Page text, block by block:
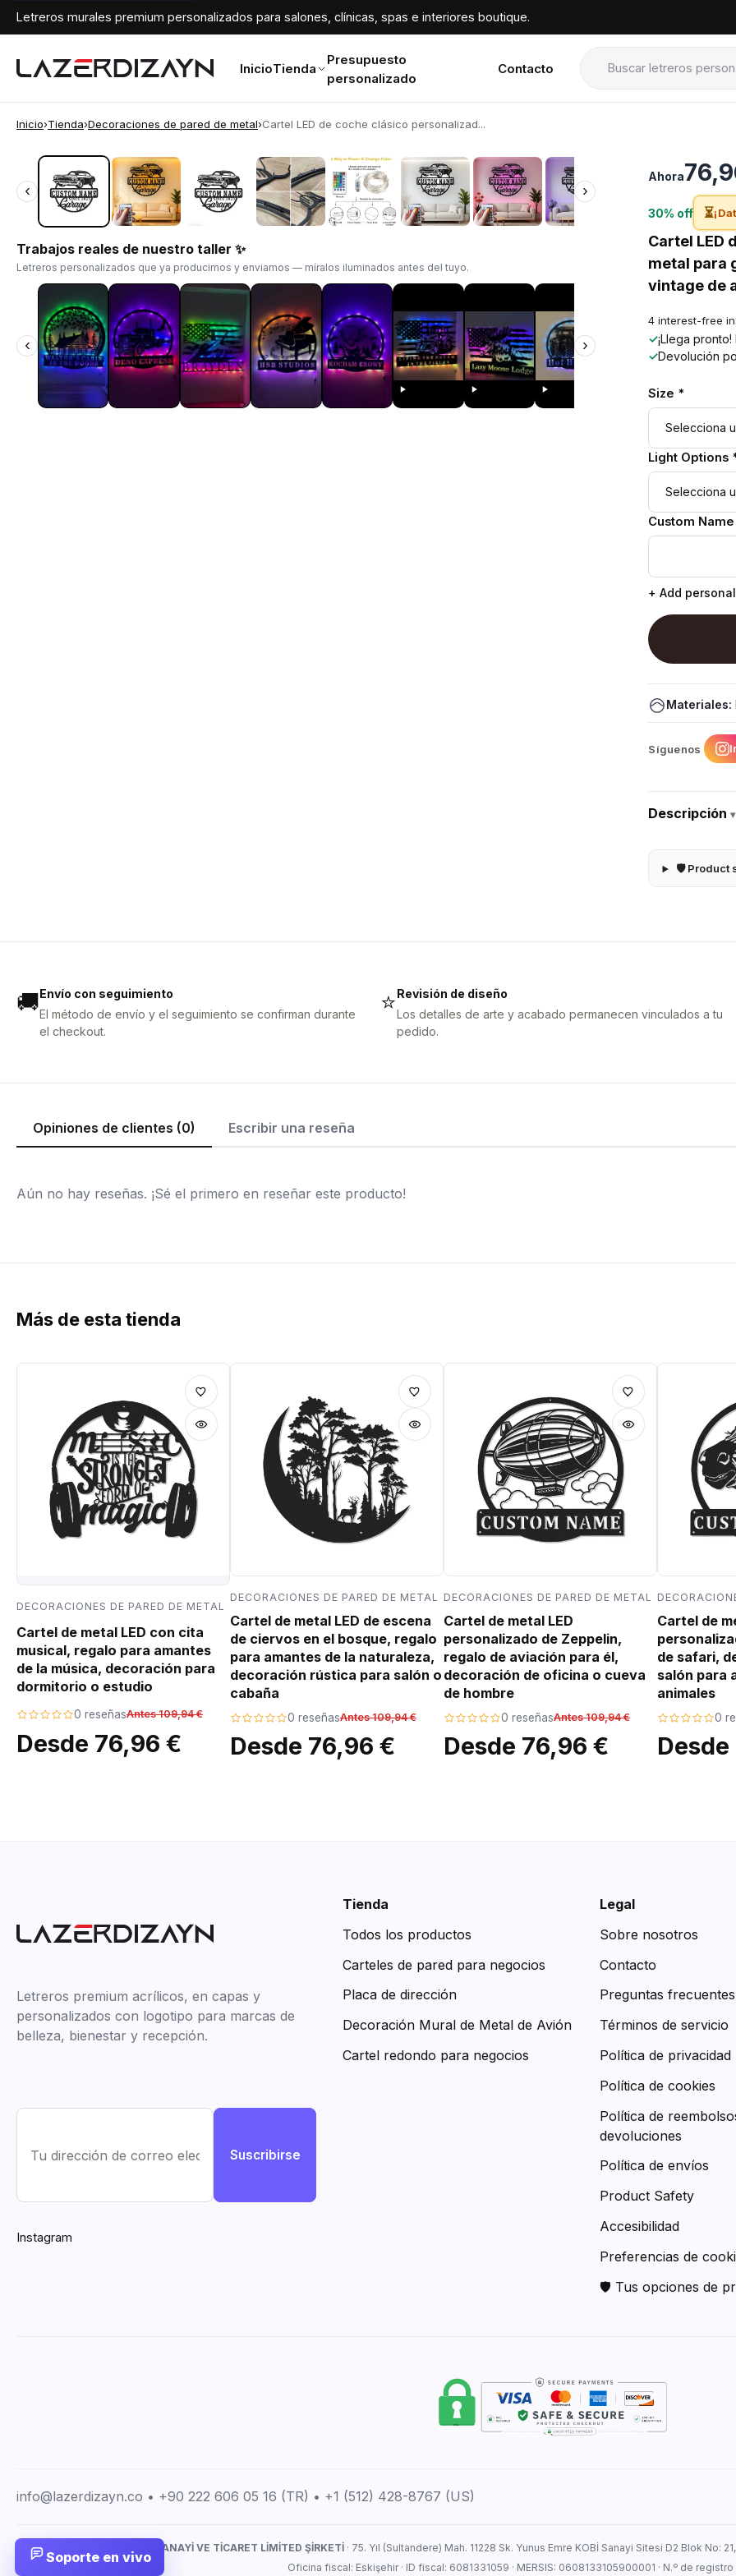
Letreros murales premium personalizados para salones, clínicas, spas e interiores boutique.
InicioTienda
Presupuesto
personalizado
Contacto
Inicio›Tienda›Decoraciones de pared de metal›Cartel LED de coche clásico personalizad...
‹ ›
‹ ›
Trabajos reales de nuestro taller ✨
Letreros personalizados que ya producimos y enviamos — míralos iluminados antes del tuyo.
‹ ›
Ahora
30% off ⏳
Cartel LED
metal para
vintage de
4 interest-free
✓¡Llega
✓Devolución
Size *
Light Options
Custom
+ Add
Materiales:
Síguenos
Descripción▾
🛡 Product
🚚Envío con seguimiento
El método de envío y el seguimiento se confirman durante
el checkout.
⭐Revisión de diseño
Los detalles de arte y acabado permanecen vinculados a tu
pedido.
Opiniones de clientes (0) Escribir una reseña
Aún no hay reseñas. ¡Sé el primero en reseñar este producto!
Más de esta tienda
DECORACIONES DE PARED DE METAL
Cartel de metal LED con cita
musical, regalo para amantes
de la música, decoración para
dormitorio o estudio
0 reseñasAntes 109,94 €
Desde 76,96 €
DECORACIONES DE PARED DE METAL
Cartel de metal LED de escena
de ciervos en el bosque, regalo
para amantes de la naturaleza,
decoración rústica para salón o
cabaña
0 reseñasAntes 109,94 €
Desde 76,96 €
DECORACIONES DE PARED DE METAL
Cartel de metal LED
personalizado de Zeppelin,
regalo de aviación para él,
decoración de oficina o cueva
de hombre
0 reseñasAntes 109,94 €
Desde 76,96 €
Cartel de
de safari,
salón para
animales
0
Letreros premium acrílicos, en capas y
personalizados con logotipo para marcas de
belleza, bienestar y recepción.
Suscribirse
Instagram
Tienda
Todos los productos
Carteles de pared para negocios
Placa de dirección
Decoración Mural de Metal de Avión
Cartel redondo para negocios
Legal
Sobre nosotros
Contacto
Preguntas frecuentes
Términos de servicio
Política de privacidad
Política de cookies
Política de
devoluciones
Política de envíos
Product Safety
Accesibilidad
Preferencias de
🛡 Tus opciones de
info@lazerdizayn.co • +90 222 606 05 16 (TR) • +1 (512) 428-8767 (US)
LAZERDİZAYN İMALAT SANAYİ VE TİCARET LİMİTED ŞİRKETİ · 75. Yıl (Sultandere) Mah. 11228 Sk. Yunus Emre KOBİ Sanayi Sitesi D2 Blok No:
Oficina fiscal: Eskişehir · ID fiscal: 6081331059 · MERSIS: 0608133105900001 · N.º de
Soporte en vivo